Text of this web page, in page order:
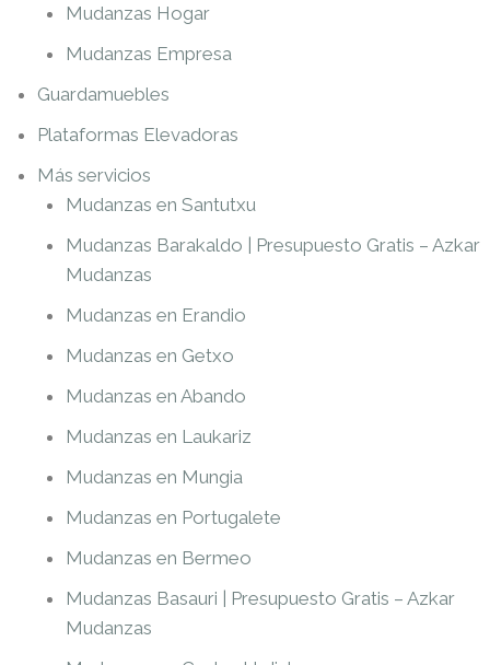
Mudanzas Hogar
Mudanzas Empresa
Guardamuebles
Plataformas Elevadoras
Más servicios
Mudanzas en Santutxu
Mudanzas Barakaldo | Presupuesto Gratis – Azkar
Mudanzas
Mudanzas en Erandio
Mudanzas en Getxo
Mudanzas en Abando
Mudanzas en Laukariz
Mudanzas en Mungia
Mudanzas en Portugalete
Mudanzas en Bermeo
Mudanzas Basauri | Presupuesto Gratis – Azkar
Mudanzas